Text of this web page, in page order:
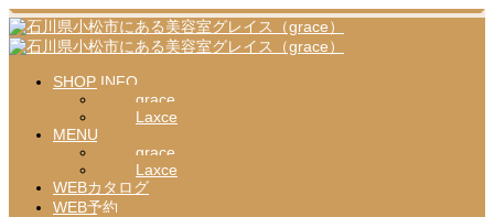
SHOP INFO
grace
Laxce
MENU
grace
Laxce
WEBカタログ
WEB予約